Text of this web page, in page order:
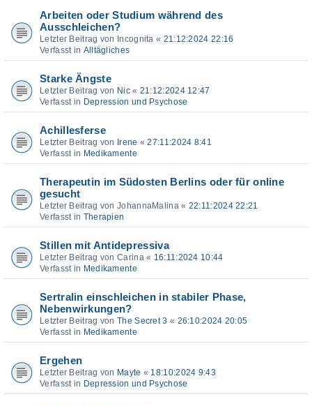
Arbeiten oder Studium während des
Ausschleichen?
Letzter Beitrag von Incognita « 21:12:2024 22:16
Verfasst in Alltägliches
Starke Ängste
Letzter Beitrag von Nic« 21:12:2024 12:47
Verfasst in Depression und Psychose
Achillesferse
Letzter Beitrag von Irene «27:11:2024 8:41
Verfasst in Medikamente
Therapeutin im Südosten Berlins oder für online
gesucht
Letzter Beitrag vonJohannaMalina« 22:11:2024 22:21
Verfasst in Therapien
Stillen mit Antidepressiva
Letzter Beitrag vonCarina« 16:11:2024 10:44
Verfasst in Medikamente
Sertralin einschleichen in stabiler Phase,
Nebenwirkungen?
Letzter Beitrag von The Secret 3 « 26:10:2024 20:05
Verfasst in Medikamente
Ergehen
Letzter Beitrag von Mayte « 18:10:2024 9:43
Verfasst in Depression und Psychose